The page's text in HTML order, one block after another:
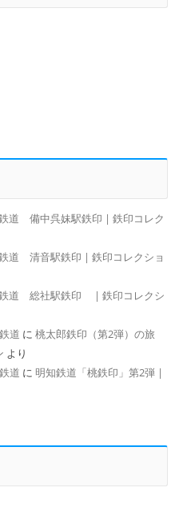
道 備中呉妹駅鉄印 | 鉄印コレク
道 清音駅鉄印 | 鉄印コレクショ
道 総社駅鉄印 | 鉄印コレクシ
道 に 桃太郎鉄印（第2弾）の旅
より
道 に 明知鉄道「桃鉄印」第2弾 |